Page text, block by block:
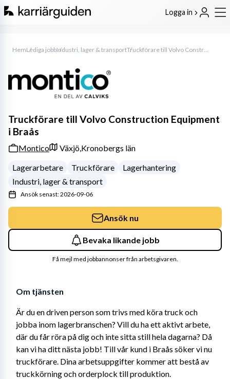
Logga in
HemLediga jobbIndustri, lager & transport Truckförare till Volvo Construction Equipment i Braås
Om tjänsten
Är du en driven person som trivs med köra truck och
jobba inom lagerbranschen? Vill du ha ett aktivt arbete,
där du får röra på dig och inte sitta still hela dagarna? Då
kan vi ha ditt nästa jobb! Till vår kund i Braås söker vi nu
truckförare. Dina arbetsuppgifter kommer att bestå av
truckkörning och orderplock till produktion.
Truckförare till Volvo Construction Equipment
i Braås
Montico Växjö,Kronobergs län
Lagerarbetare
Truckförare
Lagerhantering
Industri, lager & transport
Ansök senast: 2026-09-06
Ansök nu
Bevaka likande jobb
Få mejl med jobbannonser från arbetsgivaren.